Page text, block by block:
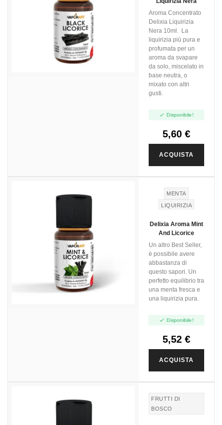
Aroma Concentrato
Delixia Liquirizia
Nera 10ml. La
liquirizia più pura e
profumata per un
aroma da svapare
da solo, miscelato in
base neutra, o
mixato con altri
gusti.
 Disponibile!
5,60 €
ACQUISTA
MENTA
LIQUIRIZIA
Delixia Aroma Mint
And Licorice
Un altro Best Seller,
è possibile avere
abbastanza di
questo sapori. Un
perfetto equilibrio tra
una menta fresca e
una liquirizia pura.
 Disponibile!
5,52 €
ACQUISTA
FRUTTI DI
BOSCO